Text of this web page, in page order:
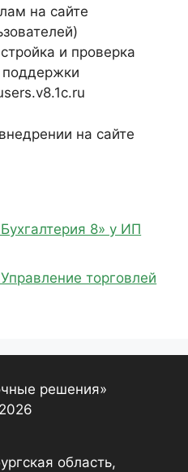
на сайте
и проверка
поддержки
на сайте
8» у ИП
торговлей
решения»
область,